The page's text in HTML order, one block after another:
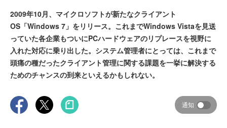
2009年10月、マイクロソフトが新たなクライアント
OS「Windows 7」をリリース。これまでWindows Vistaを見送
っていた各企業もついにPCハードウェアのリプレースを視野に
入れた対応に乗り出した。システム管理者にとっては、これまで
頭痛の種だったクライアント管理に関する課題を一挙に解決する
ためのチャンスの到来といえるかもしれない。
通知